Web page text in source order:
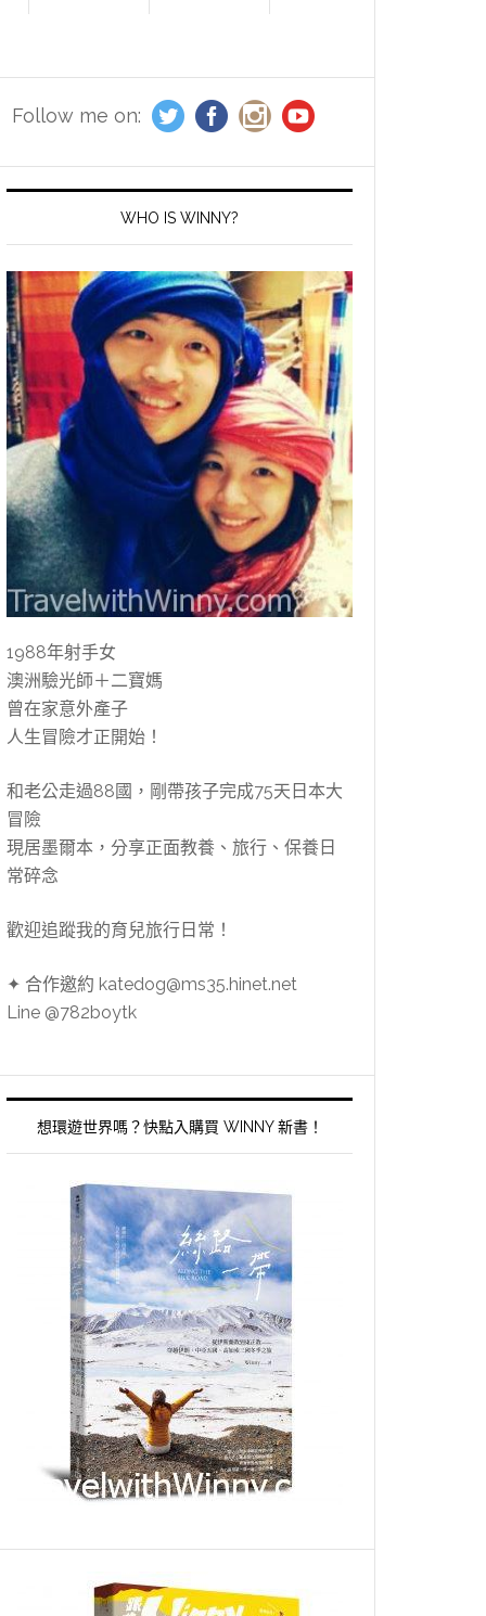
Follow me on:
WHO IS WINNY?
1988年射手女
澳洲驗光師＋二寶媽
曾在家意外產子
人生冒險才正開始！
和老公走過88國，剛帶孩子完成75天日本大
冒險
現居墨爾本，分享正面教養、旅行、保養日
常碎念
歡迎追蹤我的育兒旅行日常！
✦ 合作邀約 katedog@ms35.hinet.net
Line @782boytk
想環遊世界嗎？快點入購買 WINNY 新書！